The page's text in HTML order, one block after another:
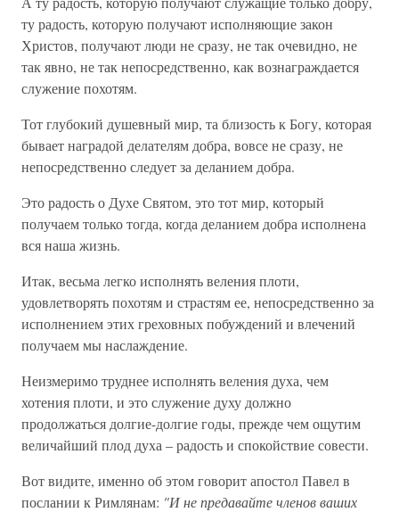
ту радость, которую получают исполняющие закон
Христов, получают люди не сразу, не так очевидно, не
так явно, не так непосредственно, как вознаграждается
служение похотям.
Тот глубокий душевный мир, та близость к Богу, которая
бывает наградой делателям добра, вовсе не сразу, не
непосредственно следует за деланием добра.
Это радость о Духе Святом, это тот мир, который
получаем только тогда, когда деланием добра исполнена
вся наша жизнь.
Итак, весьма легко исполнять веления плоти,
удовлетворять похотям и страстям ее, непосредственно за
исполнением этих греховных побуждений и влечений
получаем мы наслаждение.
Неизмеримо труднее исполнять веления духа, чем
хотения плоти, и это служение духу должно
продолжаться долгие-долгие годы, прежде чем ощутим
величайший плод духа – радость и спокойствие совести.
Вот видите, именно об этом говорит апостол Павел в
послании к Римлянам: "И не предавайте членов ваших